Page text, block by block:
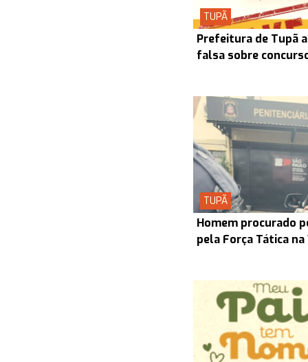
TUPÃ
Prefeitura de Tupã
falsa sobre
TUPÃ
Homem procurado
pela Força Tática